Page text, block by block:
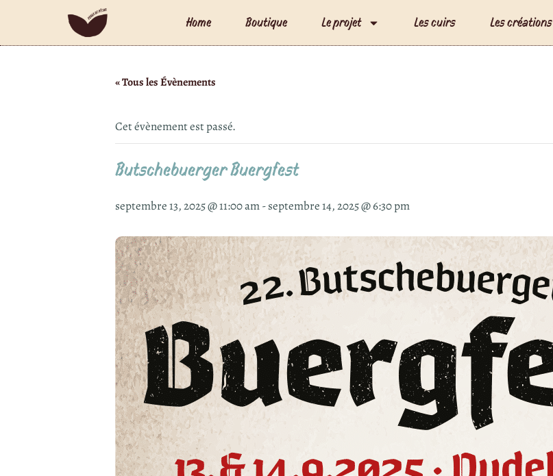
Home Boutique Le projet Les cuirs Les créations
« Tous les Évènements
Cet évènement est passé.
Butschebuerger Buergfest
septembre 13, 2025 @ 11:00 am-septembre 14, 2025 @ 6:30 pm